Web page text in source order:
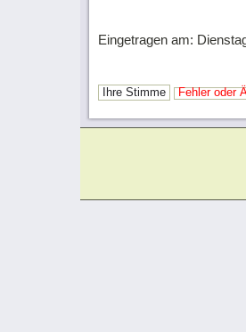
Eingetragen am:
Ihre Stimme Fehler oder